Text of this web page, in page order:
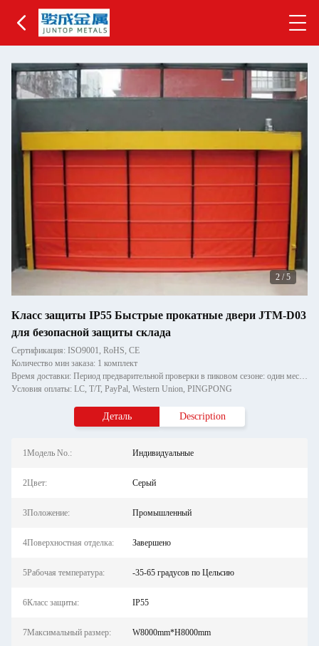
2 /5
Класс защиты IP55 Быстрые прокатные двери JTM-D03
для безопасной защиты склада
Сертификация: ISO9001, RoHS, CE
Количество мин заказа: 1 комплект
Время доставки: Период предварительной проверки в пиковом сезоне: один месяц, вне сезона: в течение 15 рабочих дней
Условия оплаты: LC, T/T, PayPal, Western Union, PINGPONG
Деталь Description
1Модель No.: Индивидуальные
2Цвет: Серый
3Положение: Промышленный
4Поверхностная отделка: Завершено
5Рабочая температура: -35-65 градусов по Цельсию
6Класс защиты: IP55
7Максимальный размер: W8000mm*H8000mm